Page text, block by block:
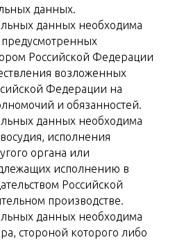
данных.
данных необходима
Российской Федерации
возложенных
Федерации на
и обязанностей.
данных необходима
исполнения
органа или
исполнению в
Российской
производстве.
данных необходима
стороной которого либо